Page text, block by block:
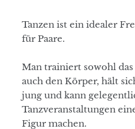
Tanzen ist ein idealer
für Paare.
Man trainiert sowohl
auch den Körper, hält
jung und kann
Tanzveranstaltungen
Figur machen.